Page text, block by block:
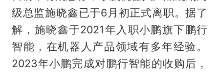
级总监施晓鑫已于6月初正式离职。据了
解，施晓鑫于2021年入职小鹏旗下鹏行
智能，在机器人产品领域有多年经验。
2023年小鹏完成对鹏行智能的收购后，